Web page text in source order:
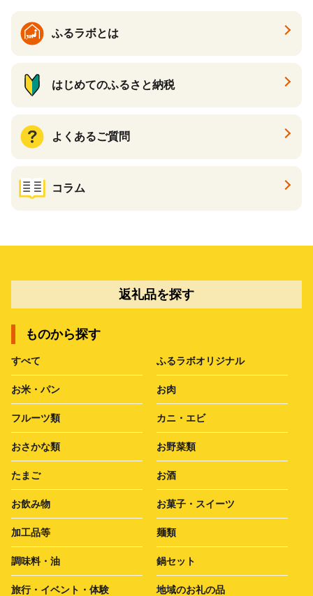
ふるラボとは
はじめてのふるさと納税
よくあるご質問
コラム
返礼品を探す
ものから探す
すべて ふるラボオリジナル
お米・パン お肉
フルーツ類 カニ・エビ
おさかな類 お野菜類
たまご お酒
お飲み物 お菓子・スイーツ
加工品等 麺類
調味料・油 鍋セット
旅行・イベント・体験 地域のお礼の品